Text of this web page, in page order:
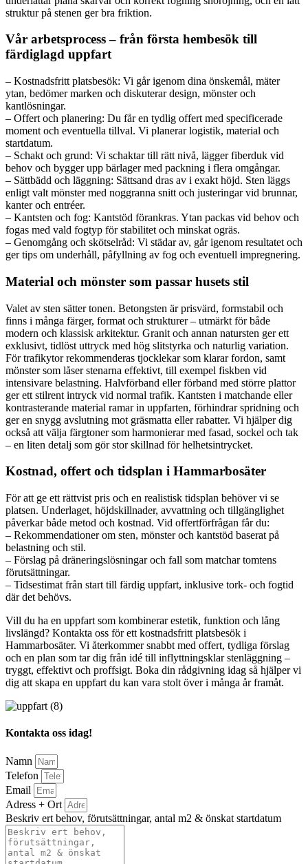
struktur på stenen ger bra friktion.
Vår arbetsprocess – från första hembesök till
färdiglagd uppfart
– Kostnadsfritt platsbesök: Vi går igenom dina önskemål, mäter
ytan, bedömer marken och diskuterar design, mönster och
kantlösningar.
– Offert och planering: Du får en tydlig offert med specificerade
moment och eventuella tillval. Vi planerar logistik, material och
startdatum.
– Schakt och grund: Vi schaktar till rätt nivå, lägger fiberduk vid
behov och bygger upp bärlager med packning i flera omgångar.
– Sättbädd och läggning: Sättsand dras av i exakt höjd. Sten läggs
enligt valt mönster med noggranna snitt och justeringar vid brunnar,
kanter och entréer.
– Kantsten och fog: Kantstöd förankras. Ytan packas vid behov och
fogas med vald fogtyp för stabilitet och minskat ogräs.
– Genomgång och skötselråd: Vi städar av, går igenom resultatet och
ger tips om underhåll, påfyllning av fog och eventuell impregnering.
Material och mönster som passar husets stil
Valet av sten sätter tonen. Betongsten är prisvärd, formstabil och
finns i många färger, format och strukturer – utmärkt för både
modern och klassisk arkitektur. Granit och annan natursten ger ett
exklusivt, tidlöst uttryck med hög slitstyrka och naturlig variation.
För trafikytor rekommenderas tjocklekar som klarar fordon, samt
mönster som låser stenarna effektivt, till exempel fiskben vid
intensivare belastning. Halvförband eller förband med större plattor
ger ett stilrent intryck vid normal trafik. Kantsten i matchande eller
kontrasterande material ramar in uppfarten, förhindrar spridning och
ger en snygg avslutning mot gräsmatta eller rabatter. Vi hjälper dig
också att välja färgtoner som harmonierar med fasad, sockel och tak
– en liten detalj som gör stor skillnad för helhetsintrycket.
Kostnad, offert och tidsplan i Hammarbosäter
För att ge ett rättvist pris och en realistisk tidsplan behöver vi se
platsen. Underlaget, höjdskillnader, avvattning och tillgänglighet
påverkar både metod och kostnad. Vid offertförfrågan får du:
– Rekommendationer om sten, mönster och kantstöd baserat på
belastning och stil.
– Förslag på dräneringslösningar och fall som matchar tomtens
förutsättningar.
– Tidsestimat från start till färdig uppfart, inklusive tork- och fogtid
där det behövs.
Vill du ha en uppfart som kombinerar estetik, funktion och lång
livslängd? Kontakta oss för ett kostnadsfritt platsbesök i
Hammarbosäter. Vi återkommer snabbt med offert, tydliga förslag
och en plan som tar dig från idé till inflyttningsklar stenläggning –
tryggt, effektivt och proffsigt. Boka din rådgivning idag så hjälper vi
dig att skapa en uppfart du kan vara stolt över i många år framåt.
Kontakta oss idag!
Namn
Telefon
Email
Adress + Ort
Beskriv ert behov, förutsättningar, antal m2 & önskat startdatum